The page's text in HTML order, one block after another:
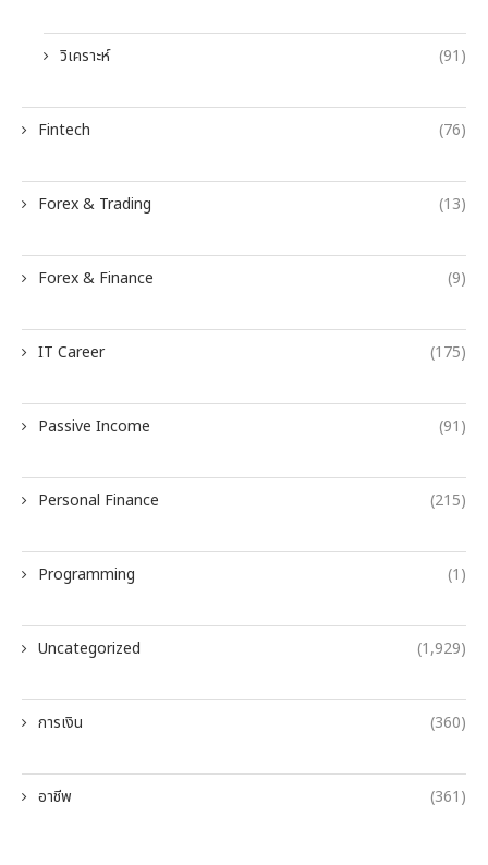
วิเคราะห์ (91)
Fintech (76)
Forex & Trading (13)
Forex & Finance (9)
IT Career (175)
Passive Income (91)
Personal Finance (215)
Programming (1)
Uncategorized (1,929)
การเงิน (360)
อาชีพ (361)